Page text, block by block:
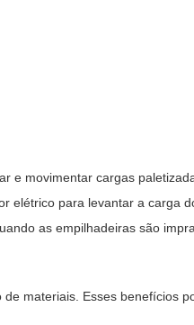
movimentar cargas
para levantar a carga
as empilhadeiras são
materiais. Esses benefícios